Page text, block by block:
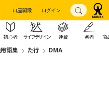
口座開設 ログイン
初心者 ライフデザイン 連載 著者 商
語集 た行 DMA